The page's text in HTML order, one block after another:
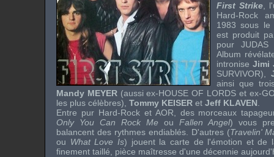
First Strike,
Hard-Rock
1983 sous
est produit
pour JUDAS
Album
intronise Jimi
SURVIVOR),
ainsi que
Mandy MEYER(aussi ex-HOUSE OF LORDS et ex-
les plus célèbres), Tommy KEISER et Jeff KLAVEN
Entre pur Hard-Rocket AOR , des morceaux
Only You Can Rock Me ou Fallen Angel) vous
balancent des rythmes endiablés. D'autres (Travelin'
ou What Love Is) jouent la carte de l'émotion et de
finement taillé, pièce maîtresse d'une décennie